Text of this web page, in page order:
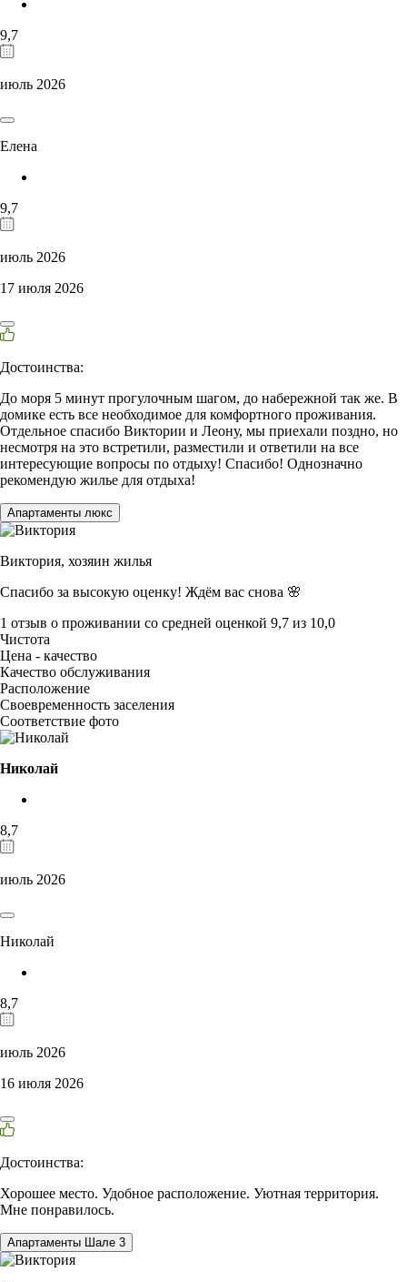
9,7
июль 2026
Елена
9,7
июль 2026
17 июля 2026
Достоинства:
До моря 5 минут прогулочным шагом, до набережной так же. В
домике есть все необходимое для комфортного проживания.
Отдельное спасибо Виктории и Леону, мы приехали поздно, но
несмотря на это встретили, разместили и ответили на все
интересующие вопросы по отдыху! Спасибо! Однозначно
рекомендую жилье для отдыха!
Апартаменты люкс
Виктория, хозяин жилья
Спасибо за высокую оценку! Ждём вас снова 🌸
1 отзыв о проживании со средней оценкой 9,7 из 10,0
Чистота
Цена - качество
Качество обслуживания
Расположение
Своевременность заселения
Соответствие фото
Николай
8,7
июль 2026
Николай
8,7
июль 2026
16 июля 2026
Достоинства:
Хорошее место. Удобное расположение. Уютная территория.
Мне понравилось.
Апартаменты Шале 3